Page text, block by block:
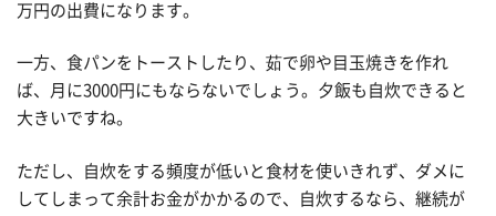
万円の出費になります。
一方、食パンをトーストしたり、茹で卵や目玉焼きを作れ
ば、月に3000円にもならないでしょう。夕飯も自炊できると
大きいですね。
ただし、自炊をする頻度が低いと食材を使いきれず、ダメに
してしまって余計お金がかかるので、自炊するなら、継続が